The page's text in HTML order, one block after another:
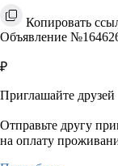
Копировать
Объявление
₽
Приглашайте
Отправьте другу
на оплату